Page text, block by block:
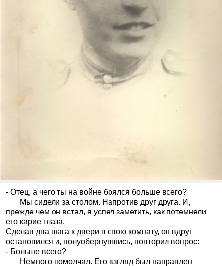
- Отец, а чего ты на войне боялся больше всего?
Мы сидели за столом. Напротив друг друга. И,
прежде чем он встал, я успел заметить, как потемнели
его карие глаза.
Сделав два шага к двери в свою комнату, он вдруг
остановился и, полуобернувшись, повторил вопрос:
- Больше всего?
Немного помолчал. Его взгляд был направлен